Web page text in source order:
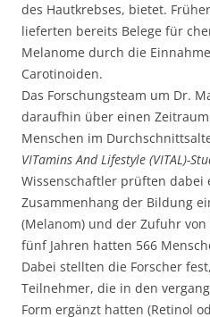
des Hautkrebses, bietet.
lieferten bereits Belege für
Melanome durch die
Carotinoiden.
Das Forschungsteam um Dr.
daraufhin über einen Zeitraum
Menschen im
VITamins And Lifestyle (VITAL)-
Wissenschaftler prüften dabei
Zusammenhang der Bildung
(Melanom) und der Zufuhr
fünf Jahren hatten 566
Dabei stellten die Forscher
Teilnehmer, die in den
Form ergänzt hatten (Retinol